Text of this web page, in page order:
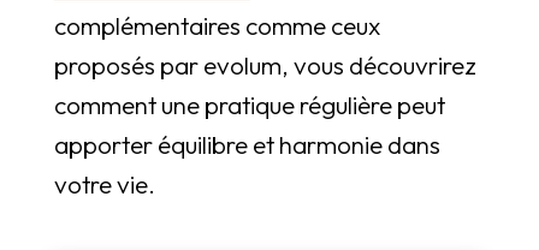
complémentaires comme ceux
proposés par evolum, vous découvrirez
comment une pratique régulière peut
apporter équilibre et harmonie dans
votre vie.